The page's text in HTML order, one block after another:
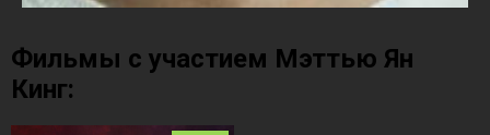
Фильмы с участием Мэттью Ян
Кинг: